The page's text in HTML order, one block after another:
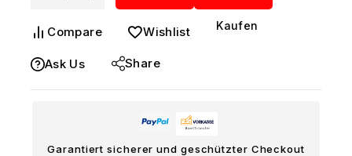
1
Teppichsatz
Innenraum,
Kaufen
Compare Wishlist
Ask Us Share
Garantiert sicherer und geschützter Checkout